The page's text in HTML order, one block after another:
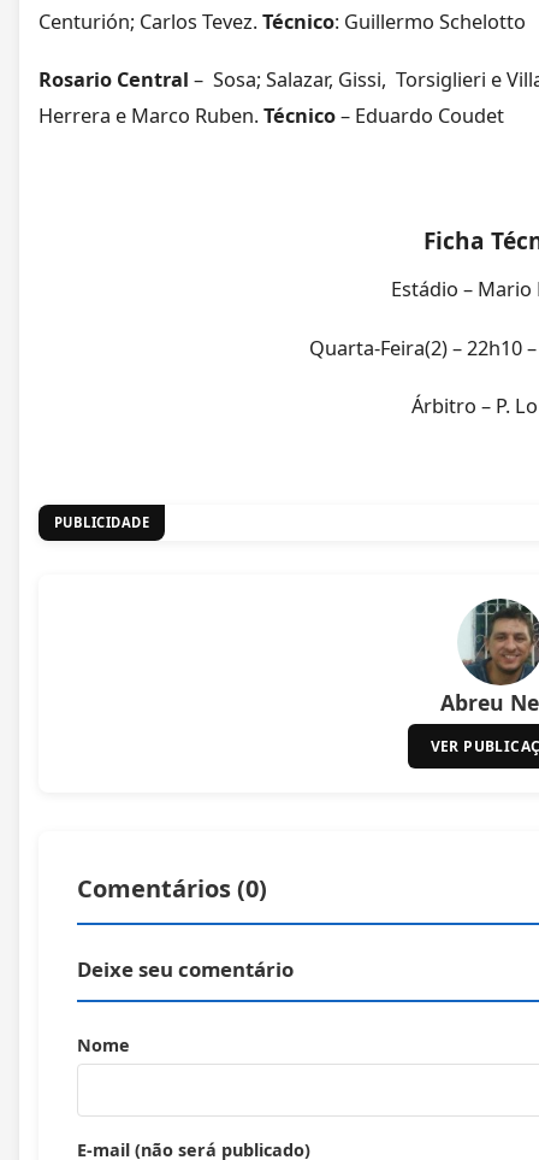
Centurión; Carlos Tevez.Técnico: Guillermo Schelotto
Rosario Central – Sosa; Salazar, Gissi, Torsiglieri e
Herrera e Marco Ruben.Técnico– Eduardo Coudet
Ficha
Estádio – Mario
Quarta-Feira(2) – 22h10
Árbitro – P.
PUBLICIDADE
Abreu
VER
Comentários (0)
Deixe seu comentário
Nome
E-mail (não será publicado)